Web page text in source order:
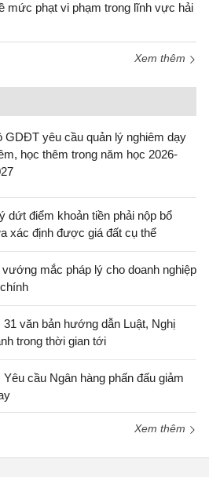
mức phạt vi phạm trong lĩnh vực hải
Xem thêm
GDĐT yêu cầu quản lý nghiêm dạy
học thêm trong năm học 2026-
dứt điểm khoản tiền phải nộp bổ
xác định được giá đất cụ thể
mắc pháp lý cho doanh nghiệp
văn bản hướng dẫn Luật, Nghị
trong thời gian tới
cầu Ngân hàng phấn đấu giảm
Xem thêm